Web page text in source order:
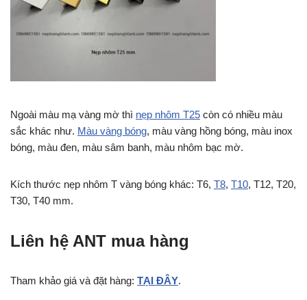
Ngoài màu mạ vàng mờ thì nẹp nhôm T25 còn có nhiều màu
sắc khác như. Màu vàng bóng, màu vàng hồng bóng, màu inox
bóng, màu đen, màu sâm banh, màu nhôm bạc mờ.
Kích thước nẹp nhôm T vàng bóng khác: T6, T8, T10, T12, T20,
T30, T40 mm.
Liên hệ ANT mua hàng
Tham khảo giá và đặt hàng: TẠI ĐÂY.